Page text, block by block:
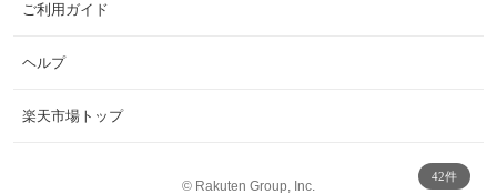
42件
ご利用ガイド
ヘルプ
楽天市場トップ
© Rakuten Group, Inc.